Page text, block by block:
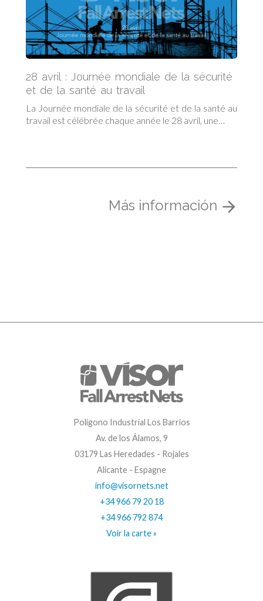
28 avril : Journée mondiale de la sécurité
et de la santé au travail
La Journée mondiale de la sécurité et de la santé au
travail est célébrée chaque année le 28 avril, une…
Más información
Polígono Industrial Los Barrios
Av. de los Álamos, 9
03179 Las Heredades - Rojales
Alicante - Espagne
info@visornets.net
+34 966 79 20 18
+34 966 792 874
Voir la carte »